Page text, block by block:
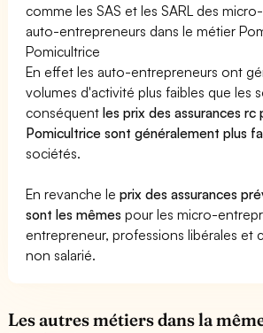
comme les SAS et les SARL des
auto-entrepreneurs dans le métier
Pomicultrice
En effet les auto-entrepreneurs ont
volumes d'activité plus faibles que les
conséquentles prix des assurances
Pomicultrice sont généralement plus
sociétés.
En revanche leprix des assurances
sont les mêmes pour les micro-
entrepreneur, professions libérales et
non salarié.
Les autres métiers dans la